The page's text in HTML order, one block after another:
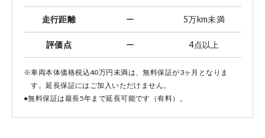
コーポレートサイト
走行距離 ー 5万km未満
評価点 ー 4点以上
※車両本体価格税込40万円未満は、無料保証が3ヶ月となりま
す。延長保証にはご加入いただけません。
●無料保証は最長5年まで延長可能です（有料）。